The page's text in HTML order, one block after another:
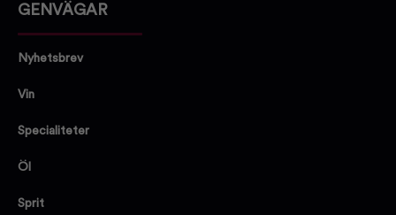
GENVÄGAR
Nyhetsbrev
Vin
Specialiteter
Öl
Sprit